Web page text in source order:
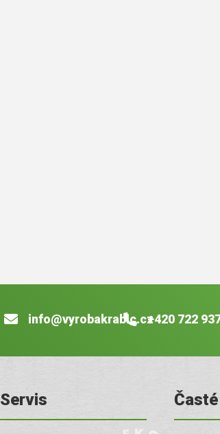
info@vyrobakrabic.cz+420 722
Servis